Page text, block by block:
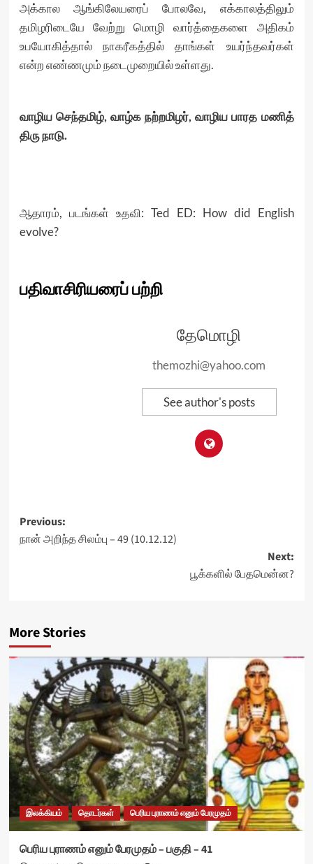
அக்கால ஆங்கிலேயரைப் போலவே, எக்காலத்திலும்
தமிழரிடையே வேற்று மொழி வார்த்தைகளை அதிகம்
உபயோகித்தால் நாகரீகத்தில் தாங்கள் உயர்ந்தவர்கள்
என்ற எண்ணமும் நடைமுறையில் உள்ளது.
வாழிய செந்தமிழ், வாழ்க நற்றமிழர், வாழிய பாரத மணித்
திரு நாடு.
ஆதாரம், படங்கள் உதவி: Ted ED: How did English
evolve?
பதிவாசிரியரைப் பற்றி
தேமொழி
themozhi@yahoo.com
See author's posts
Post
navigation
Previous:
நான் அறிந்த சிலம்பு – 49 (10.12.12)
Next:
பூக்களில் பேதமென்ன?
More Stories
இலக்கியம் தொடர்கள் பெரிய புராணம் எனும் பேரமுதம்
பெரிய புராணம் எனும் பேரமுதம் – பகுதி – 41